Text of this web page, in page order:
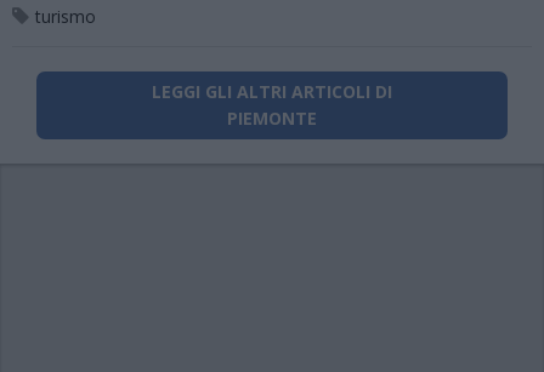
turismo
LEGGI GLI ALTRI ARTICOLI DI
PIEMONTE